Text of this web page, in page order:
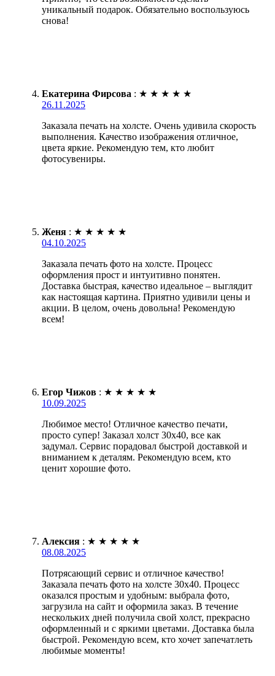
уникальный подарок. Обязательно воспользуюсь
снова!
Екатерина Фирсова : ★ ★ ★ ★ ★
26.11.2025
Заказала печать на холсте. Очень удивила скорость
выполнения. Качество изображения отличное,
цвета яркие. Рекомендую тем, кто любит
фотосувениры.
Женя : ★ ★ ★ ★ ★
04.10.2025
Заказала печать фото на холсте. Процесс
оформления прост и интуитивно понятен.
Доставка быстрая, качество идеальное – выглядит
как настоящая картина. Приятно удивили цены и
акции. В целом, очень довольна! Рекомендую
всем!
Егор Чижов : ★ ★ ★ ★ ★
10.09.2025
Любимое место! Отличное качество печати,
просто супер! Заказал холст 30х40, все как
задумал. Сервис порадовал быстрой доставкой и
вниманием к деталям. Рекомендую всем, кто
ценит хорошие фото.
Алексия : ★ ★ ★ ★ ★
08.08.2025
Потрясающий сервис и отличное качество!
Заказала печать фото на холсте 30х40. Процесс
оказался простым и удобным: выбрала фото,
загрузила на сайт и оформила заказ. В течение
нескольких дней получила свой холст, прекрасно
оформленный и с яркими цветами. Доставка была
быстрой. Рекомендую всем, кто хочет запечатлеть
любимые моменты!